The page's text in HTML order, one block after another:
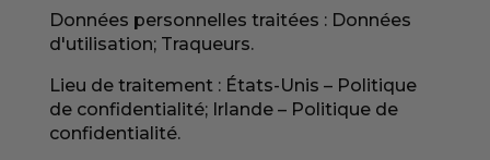
Données personnelles traitées : Données
d'utilisation; Traqueurs.
Lieu de traitement : États-Unis – Politique
de confidentialité; Irlande – Politique de
confidentialité.